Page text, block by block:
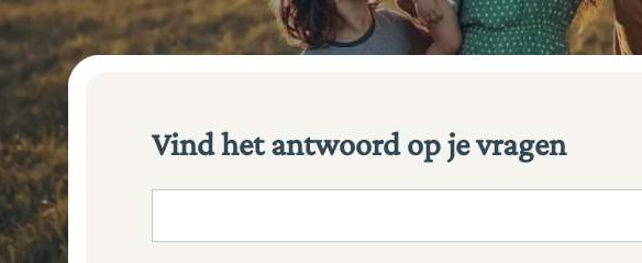
Vind het antwoord op je vragen